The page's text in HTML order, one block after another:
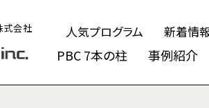
式会社 人気プログラム 新着情
PBC 7本の柱 事例紹介